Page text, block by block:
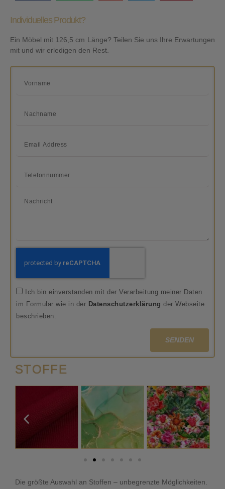
Individuelles Produkt?
Ein Möbel mit 126,5 cm Länge? Teilen Sie uns Ihre Erwartungen
mit und wir erledigen den Rest.
Ich bin einverstanden mit der Verarbeitung meiner Daten
im Formular wie in der Datenschutzerklärung der Webseite
beschrieben.
SENDEN
STOFFE
Die größte Auswahl an Stoffen – unbegrenzte Möglichkeiten.